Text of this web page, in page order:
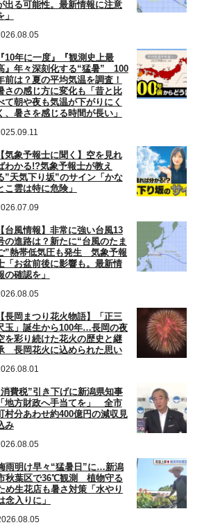
出る可能性。最新情報に注意
」
『10年に一度』『観測史上最
』年々深刻化する“猛暑” 100
前は？夏の平均気温を調査！
さの感じ方に変化も「昔と比
て朝や夜も気温が下がりにく
、暑さを感じる時間が長い」
【気象予報士に聞く】空を見れ
わかる!?気象予報士が教え
”天気下り坂”のサイン「かな
こ雲は特に危険」
【台風情報】非常に強い台風13
の進路は？新たに“台風のたま
”熱帯低気圧も発生 気象予報
「お盆前後に影響も。最新情
の確認を」
【長岡まつり花火物語】「正三
玉」誕生から100年…長岡の夜
を彩り続けた花火の歴史と継
長岡花火に込められた思い
費税”引き下げに新潟県知事
「地方財政へ手当てを」 全市
村分あわせ約400億円の減収見
み
雨明け早々“猛暑日”に…新潟
秋葉区で36℃観測 植物守る
め生花店も暑さ対策「水やり
念入りに」